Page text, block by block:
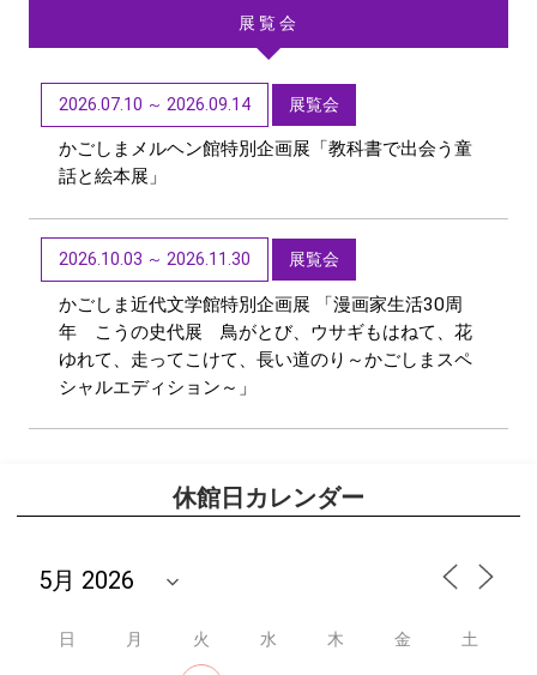
展覧会
2026.07.10 ～ 2026.09.14 展覧会
かごしまメルヘン館特別企画展「教科書で出会う童
話と絵本展」
2026.10.03 ～ 2026.11.30 展覧会
かごしま近代文学館特別企画展 「漫画家生活30周
年 こうの史代展 鳥がとび、ウサギもはねて、花
ゆれて、走ってこけて、長い道のり～かごしまスペ
シャルエディション～」
休館日カレンダー
日 月 火 水 木 金 土